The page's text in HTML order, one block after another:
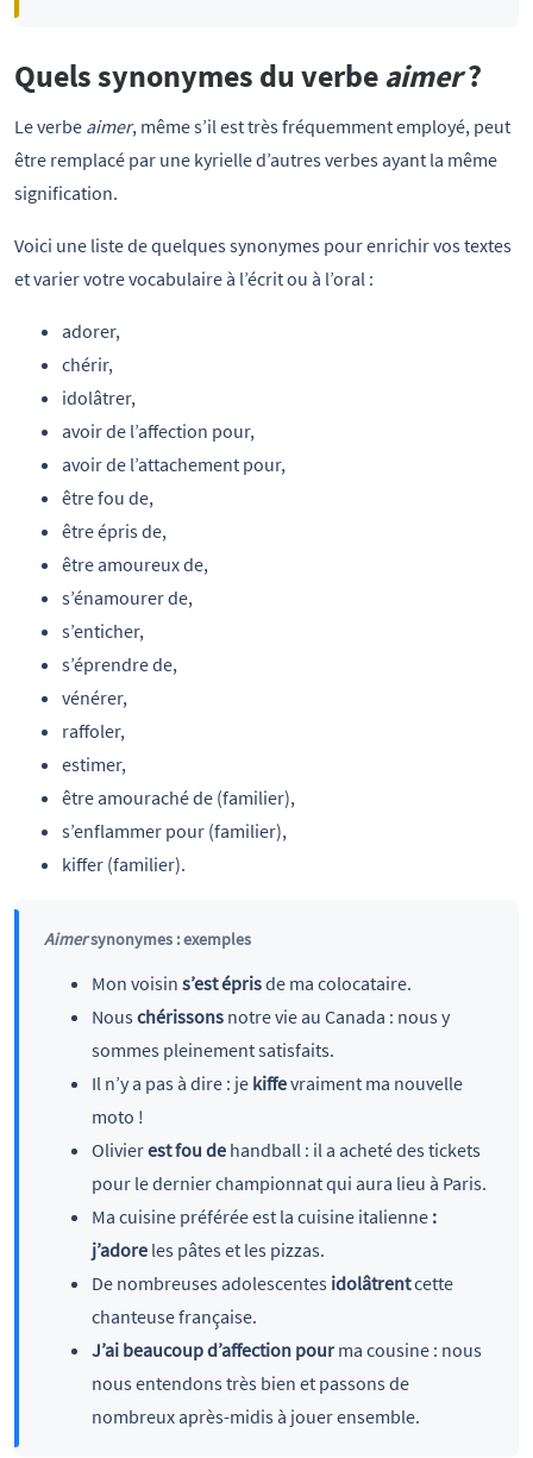
Quels synonymes du verbeaimer?
Le verbe aimer, même s’il est très fréquemment employé, peut
être remplacé par une kyrielle d’autres verbes ayant la même
signification.
Voici une liste de quelques synonymes pour enrichir vos textes
et varier votre vocabulaire à l’écrit ou à l’oral :
adorer,
chérir,
idolâtrer,
avoir de l’affection pour,
avoir de l’attachement pour,
être fou de,
être épris de,
être amoureux de,
s’énamourer de,
s’enticher,
s’éprendre de,
vénérer,
raffoler,
estimer,
être amouraché de (familier),
s’enflammer pour (familier),
kiffer (familier).
Aimersynonymes : exemples
Mon voisin s’estéprisde ma colocataire.
Nous chérissonsnotre vie au Canada : nous y
sommes pleinement satisfaits.
Il n’y a pas à dire : je kiffevraiment ma nouvelle
moto !
Olivierest fou dehandball : il a acheté des tickets
pour le dernier championnat qui aura lieu à Paris.
Ma cuisine préférée est la cuisine italienne :
j’adoreles pâtes et les pizzas.
De nombreuses adolescentes idolâtrentcette
chanteuse française.
J’ai beaucoup d’affection pourma cousine : nous
nous entendons très bien et passons de
nombreux après-midis à jouer ensemble.